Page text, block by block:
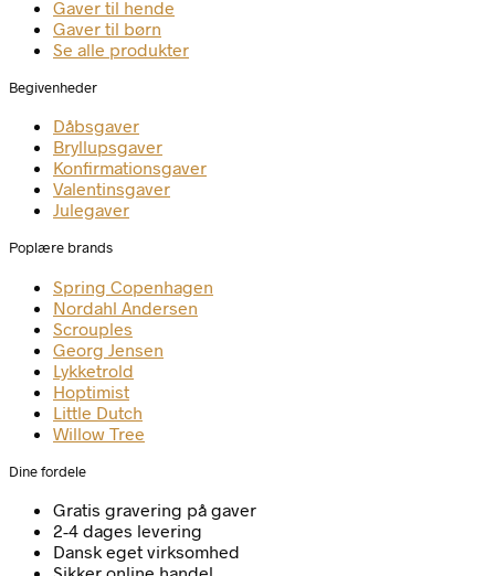
Gaver til hende
Gaver til børn
Se alle produkter
Begivenheder
Dåbsgaver
Bryllupsgaver
Konfirmationsgaver
Valentinsgaver
Julegaver
Poplære brands
Spring Copenhagen
Nordahl Andersen
Scrouples
Georg Jensen
Lykketrold
Hoptimist
Little Dutch
Willow Tree
Dine fordele
Gratis gravering på gaver
2-4 dages levering
Dansk eget virksomhed